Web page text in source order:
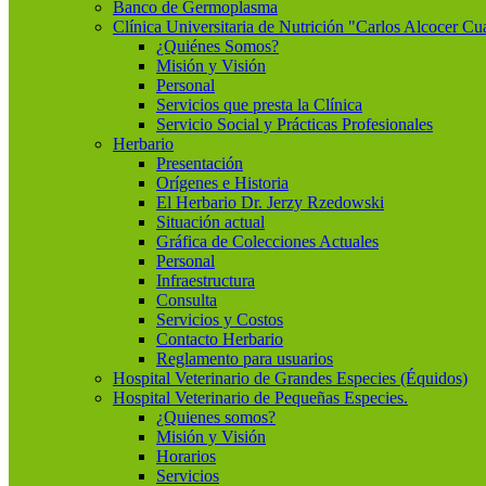
Banco de Germoplasma
Clínica Universitaria de Nutrición "Carlos Alcocer
¿Quiénes Somos?
Misión y Visión
Personal
Servicios que presta la Clínica
Servicio Social y Prácticas Profesionales
Herbario
Presentación
Orígenes e Historia
El Herbario Dr. Jerzy Rzedowski
Situación actual
Gráfica de Colecciones Actuales
Personal
Infraestructura
Consulta
Servicios y Costos
Contacto Herbario
Reglamento para usuarios
Hospital Veterinario de Grandes Especies (Équidos)
Hospital Veterinario de Pequeñas Especies.
¿Quienes somos?
Misión y Visión
Horarios
Servicios